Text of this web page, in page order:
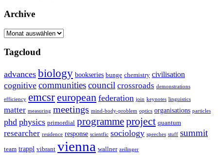
Archive
Archive
Tagcloud
advances biology bookseries bunge chemistry civilisation
cognitive communitiescouncil crossroads demonstrations
efficiency emcsreuropean federation join keynotes linguistics
matter measuring meetings mind-body-problem optics organisations particles
phd physics primordial programmeproject quantum
researcher residence response scientfic sociology speeches stuff summit
team trappl vibrant vienna wallner zeilinger